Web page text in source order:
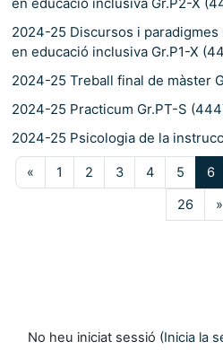
2024-25 Discursos i
en educació inclusiva Gr.P1-X
2024-25 Treball final de màster
2024-25 Practicum Gr.PT-S
2024-25 Psicologia de la
«Pàgina anterior
1 Pàgina 1
2Pàgina 2
3Pàgina 3
4Pàgina 4
5Pàgina
6
26
»
No heu iniciat sessió (Inicia la